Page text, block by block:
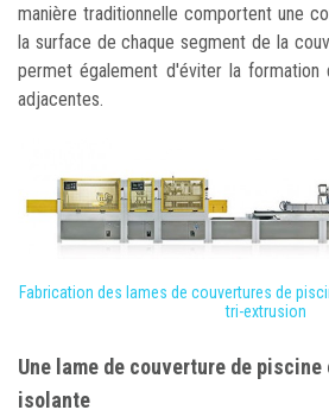
manière traditionnelle comportent une
la surface de chaque segment de la
permet également d'éviter la formation
adjacentes.
Fabrication des lames de couvertures de
tri-extrusion
Une lame de couverture de
isolante